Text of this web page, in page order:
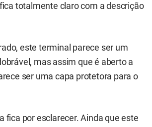
totalmente claro com a descrição
este terminal parece ser um
mas assim que é aberto a
ser uma capa protetora para o
fica por esclarecer. Ainda que este